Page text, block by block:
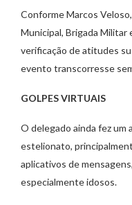
Conforme Marcos
Municipal, Brigada Militar
verificação de atitudes
evento transcorresse
GOLPES VIRTUAIS
O delegado ainda fez um
estelionato,
aplicativos de
especialmente idosos.